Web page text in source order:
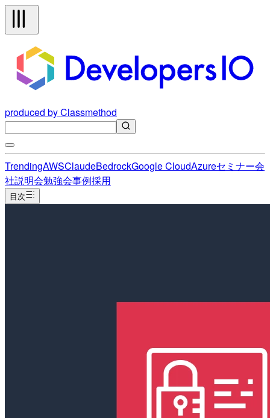
produced by Classmethod
TrendingAWSClaudeBedrockGoogle CloudAzureセミナー会
社説明会勉強会事例採用
目次